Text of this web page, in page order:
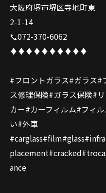
大阪府堺市堺区寺地町東
2-1-14
📞072-370-6062
♦️♦️♦️♦️♦️♦️♦️♦️♦️♦️
#フロントガラス#ガラス#
ス修理保険#ガラス保険#
カー#カーフィルム#フィ
い#外車
ance